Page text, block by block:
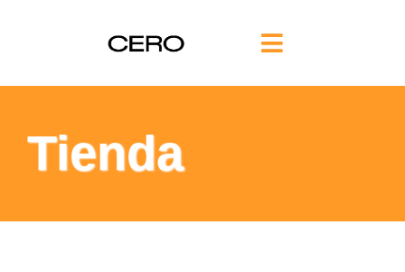
Toggle
Navigation
FILOSOFÍA
TE AYUDAMOS
Tienda